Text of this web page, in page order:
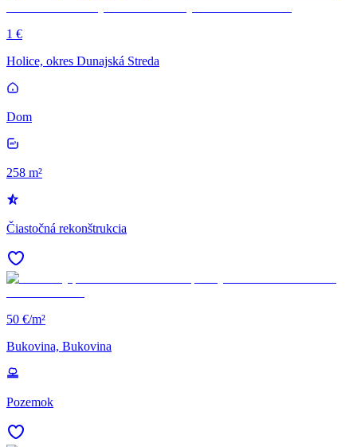
1 €
Holice, okres Dunajská Streda
Dom
258 m²
Čiastočná rekonštrukcia
50 €/m²
Bukovina, Bukovina
Pozemok